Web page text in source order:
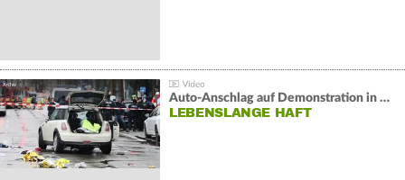
Auto-Anschlag auf Demonstration in München:
LEBENSLANGE HAFT